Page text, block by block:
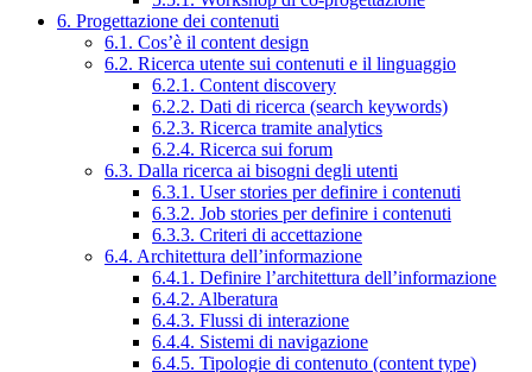
6. Progettazione dei contenuti
6.1. Cos’è il content design
6.2. Ricerca utente sui contenuti e il linguaggio
6.2.1. Content discovery
6.2.2. Dati di ricerca (search keywords)
6.2.3. Ricerca tramite analytics
6.2.4. Ricerca sui forum
6.3. Dalla ricerca ai bisogni degli utenti
6.3.1. User stories per definire i contenuti
6.3.2. Job stories per definire i contenuti
6.3.3. Criteri di accettazione
6.4. Architettura dell’informazione
6.4.1. Definire l’architettura dell’informazione
6.4.2. Alberatura
6.4.3. Flussi di interazione
6.4.4. Sistemi di navigazione
6.4.5. Tipologie di contenuto (content type)